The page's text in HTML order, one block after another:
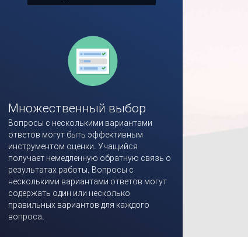
Множественный выбор
Вопросы с несколькими вариантами
ответов могут быть эффективным
инструментом оценки. Учащийся
получает немедленную обратную связь о
результатах работы. Вопросы с
несколькими вариантами ответов могут
содержать один или несколько
правильных вариантов для каждого
вопроса.